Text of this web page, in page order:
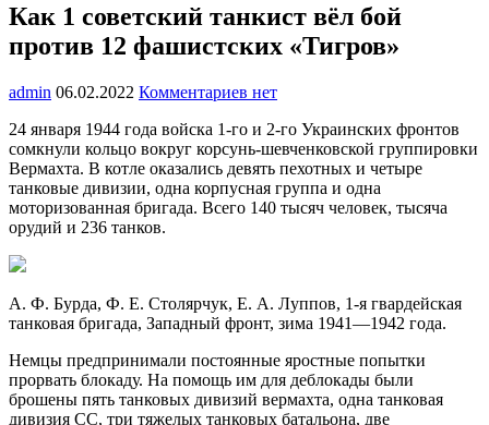
Как 1 советский танкист вёл бой
против 12 фашистских «Тигров»
admin 06.02.2022 Комментариев нет
24 января 1944 года войска 1-го и 2-го Украинских фронтов
сомкнули кольцо вокруг корсунь-шевченковской группировки
Вермахта. В котле оказались девять пехотных и четыре
танковые дивизии, одна корпусная группа и одна
моторизованная бригада. Всего 140 тысяч человек, тысяча
орудий и 236 танков.
А. Ф. Бурда, Ф. Е. Столярчук, Е. А. Луппов, 1-я гвардейская
танковая бригада, Западный фронт, зима 1941—1942 года.
Немцы предпринимали постоянные яростные попытки
прорвать блокаду. На помощь им для деблокады были
брошены пять танковых дивизий вермахта, одна танковая
дивизия СС, три тяжелых танковых батальона, две